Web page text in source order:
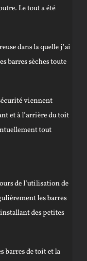
Le tout a été
dans la quelle j’ai
barres sèches toute
viennent
et à l’arrière du toit
tout
de l’utilisation de
les barres
des petites
barres de toit et la